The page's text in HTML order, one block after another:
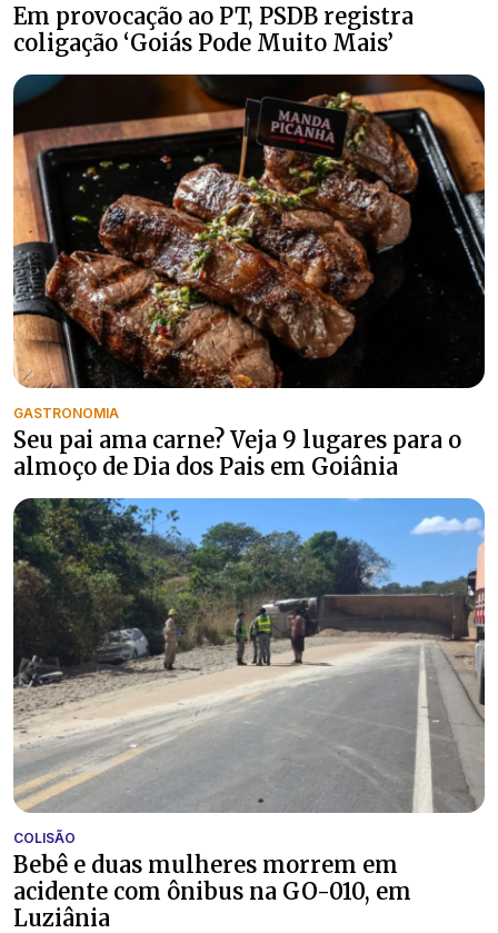
Em provocação ao PT, PSDB registra
coligação ‘Goiás Pode Muito Mais’
GASTRONOMIA
Seu pai ama carne? Veja 9 lugares para o
almoço de Dia dos Pais em Goiânia
COLISÃO
Bebê e duas mulheres morrem em
acidente com ônibus na GO-010, em
Luziânia